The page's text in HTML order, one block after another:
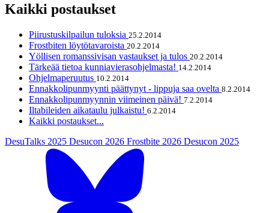
Kaikki postaukset
Piirustuskilpailun tuloksia 25.2.2014
Frostbiten löytötavaroista 20.2.2014
Yöllisen romanssivisan vastaukset ja tulos 20.2.2014
Tärkeää tietoa kunniavierasohjelmasta! 14.2.2014
Ohjelmaperuutus 10.2.2014
Ennakkolipunmyynti päättynyt - lippuja saa ovelta 8.2.2014
Ennakkolipunmyynnin viimeinen päivä! 7.2.2014
Iltabileiden aikataulu julkaistu! 6.2.2014
Kaikki postaukset...
DesuTalks 2025 Desucon 2026 Frostbite 2026 Desucon 2025